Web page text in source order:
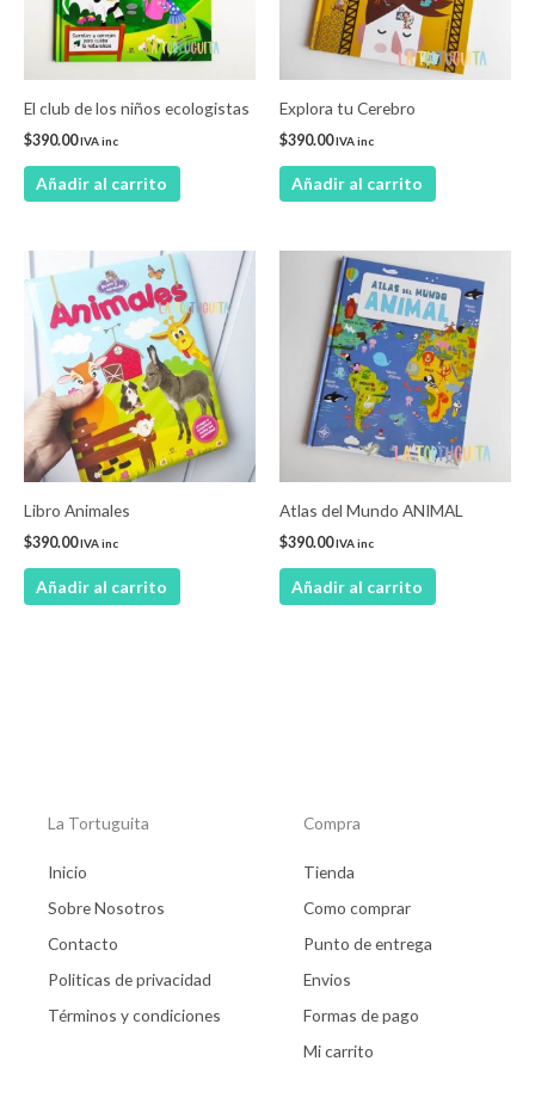
El club de los niños ecologistas
$390.00IVA inc
Añadir al carrito
Explora tu Cerebro
$390.00IVA inc
Añadir al carrito
Libro Animales
$390.00IVA inc
Añadir al carrito
Atlas del Mundo ANIMAL
$390.00IVA inc
Añadir al carrito
La Tortuguita
Inicio
Sobre Nosotros
Contacto
Politicas de privacidad
Términos y condiciones
Compra
Tienda
Como comprar
Punto de entrega
Envios
Formas de pago
Mi carrito